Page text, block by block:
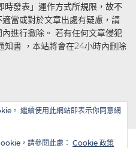
時發表」運作方式所規限，故不
當或對於文章出處有疑慮，請
進行撤除。 若有任何文章侵犯
知書 ，本站將會在24小時內刪除
。 繼續使用此網站即表示你同意網
，請參閱此處： Cookie 政策